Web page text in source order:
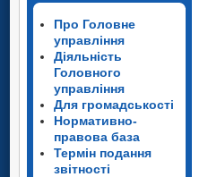
Про Головне
управління
Діяльність
Головного
управління
Для громадськості
Нормативно-
правова база
Термін подання
звітності